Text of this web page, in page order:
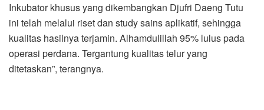
Inkubator khusus yang dikembangkan Djufri Daeng Tutu
ini telah melalui riset dan study sains aplikatif, sehingga
kualitas hasilnya terjamin. Alhamdulillah 95% lulus pada
operasi perdana. Tergantung kualitas telur yang
ditetaskan”, terangnya.